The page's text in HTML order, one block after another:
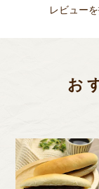
レビュー
お